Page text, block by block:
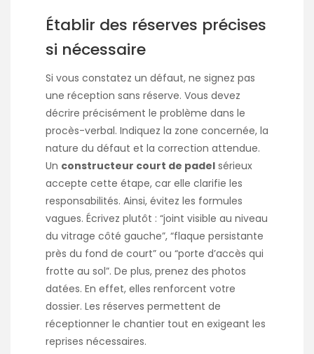
Établir des réserves précises
si nécessaire
Si vous constatez un défaut, ne signez pas
une réception sans réserve. Vous devez
décrire précisément le problème dans le
procès-verbal. Indiquez la zone concernée, la
nature du défaut et la correction attendue.
Un constructeur court de padel sérieux
accepte cette étape, car elle clarifie les
responsabilités. Ainsi, évitez les formules
vagues. Écrivez plutôt : “joint visible au niveau
du vitrage côté gauche”, “flaque persistante
près du fond de court” ou “porte d’accès qui
frotte au sol”. De plus, prenez des photos
datées. En effet, elles renforcent votre
dossier. Les réserves permettent de
réceptionner le chantier tout en exigeant les
reprises nécessaires.